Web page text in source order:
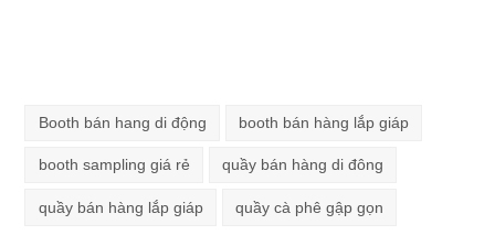
Booth bán hang di động booth bán hàng lắp giáp
booth sampling giá rẻ quầy bán hàng di đông
quầy bán hàng lắp giáp quầy cà phê gập gọn